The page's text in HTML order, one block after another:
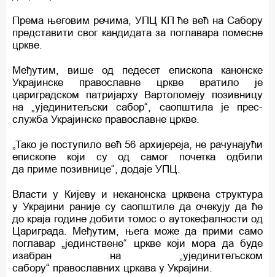
Према његовим речима, УПЦ КП ће већ на Сабору
представити свог кандидата за поглавара помесне
цркве.
Међутим, више од педесет епископа канонске
Украјинске православне цркве вратило је
цариградском патријарху Вартоломеју позивницу
на „ујединитељски сабор“, саопштила је прес-
служба Украјинске православне цркве.
„Тако је поступило већ 56 архијереја, не рачунајући
епископе који су од самог почетка одбили
да приме позивнице“, додаје УПЦ.
Власти у Кијеву и неканонска црквена структура
у Украјини раније су саопштиле да очекују да ће
до краја године добити томос о аутокефалности од
Цариграда. Међутим, њега може да прими само
поглавар „јединствене“ црквe који мора да буде
изабран на „ујединитељском
сабору“ православних цркава у Украјини.